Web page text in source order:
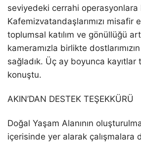
seviyedeki cerrahi operasyonlara
Kafemizvatandaşlarımızı misafir
toplumsal katılım ve gönüllüğü
kameramızla birlikte
sağladık. Üç ay boyunca kayıtlar
konuştu.
AKIN’DAN DESTEK TEŞEKKÜRÜ
Doğal Yaşam Alanının
içerisinde yer alarak çalışmalara